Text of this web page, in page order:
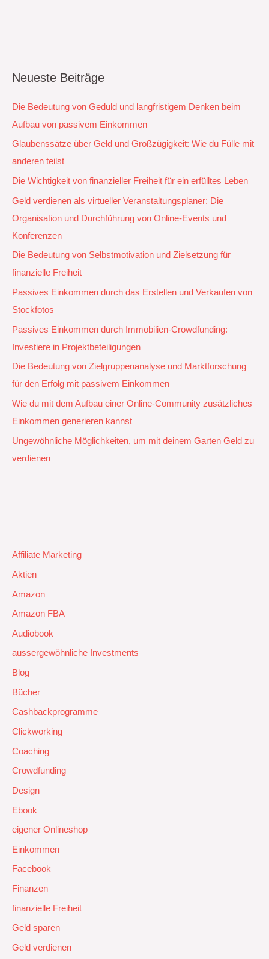
Neueste Beiträge
Die Bedeutung von Geduld und langfristigem Denken beim
Aufbau von passivem Einkommen
Glaubenssätze über Geld und Großzügigkeit: Wie du Fülle mit
anderen teilst
Die Wichtigkeit von finanzieller Freiheit für ein erfülltes Leben
Geld verdienen als virtueller Veranstaltungsplaner: Die
Organisation und Durchführung von Online-Events und
Konferenzen
Die Bedeutung von Selbstmotivation und Zielsetzung für
finanzielle Freiheit
Passives Einkommen durch das Erstellen und Verkaufen von
Stockfotos
Passives Einkommen durch Immobilien-Crowdfunding:
Investiere in Projektbeteiligungen
Die Bedeutung von Zielgruppenanalyse und Marktforschung
für den Erfolg mit passivem Einkommen
Wie du mit dem Aufbau einer Online-Community zusätzliches
Einkommen generieren kannst
Ungewöhnliche Möglichkeiten, um mit deinem Garten Geld zu
verdienen
Affiliate Marketing
Aktien
Amazon
Amazon FBA
Audiobook
aussergewöhnliche Investments
Blog
Bücher
Cashbackprogramme
Clickworking
Coaching
Crowdfunding
Design
Ebook
eigener Onlineshop
Einkommen
Facebook
Finanzen
finanzielle Freiheit
Geld sparen
Geld verdienen